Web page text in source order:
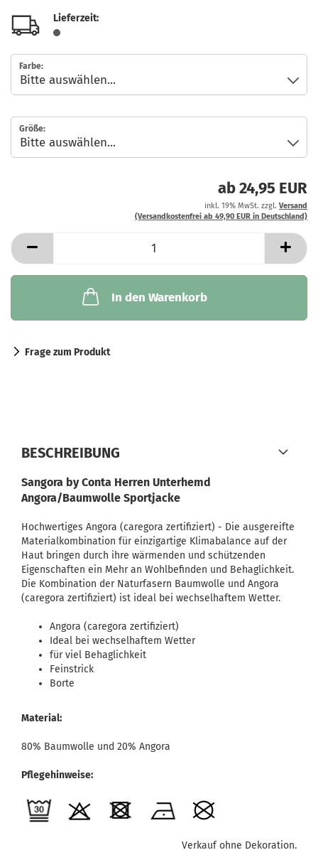
Lieferzeit:
Farbe:
Größe:
ab 24,95 EUR
inkl. 19% MwSt. zzgl. Versand
(Versandkostenfrei ab 49,90 EUR in Deutschland)
In den Warenkorb
Frage zum Produkt
BESCHREIBUNG
Sangora by Conta Herren Unterhemd
Angora/Baumwolle Sportjacke
Hochwertiges Angora (caregora zertifiziert) - Die ausgereifte
Materialkombination für einzigartige Klimabalance auf der
Haut bringen durch ihre wärmenden und schützenden
Eigenschaften ein Mehr an Wohlbefinden und Behaglichkeit.
Die Kombination der Naturfasern Baumwolle und Angora
(caregora zertifiziert) ist ideal bei wechselhaftem Wetter.
Angora (caregora zertifiziert)
Ideal bei wechselhaftem Wetter
für viel Behaglichkeit
Feinstrick
Borte
Material:
80% Baumwolle und 20% Angora
Pflegehinweise:
Verkauf ohne Dekoration.